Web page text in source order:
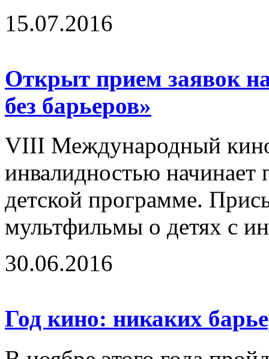
15.07.2016
Открыт прием заявок
без барьеров»
VIII Международный
инвалидностью начинает
детской программе.
мультфильмы о детях с
30.06.2016
Год кино: никаких